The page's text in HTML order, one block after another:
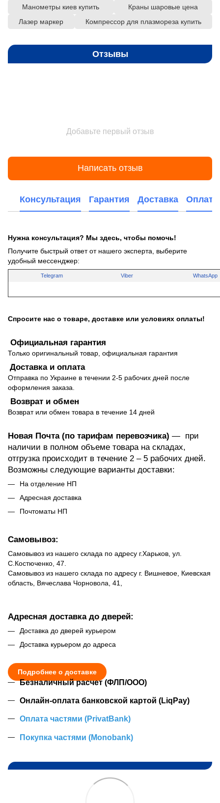
Манометры киев купить
Краны шаровые цена
Лазер маркер
Компрессор для плазмореза купить
Отзывы
Добавьте первый отзыв
Написать отзыв
Консультация Гарантия Доставка Оплата
Нужна консультация? Мы здесь, чтобы помочь!
Получите быстрый ответ от нашего эксперта, выберите
удобный мессенджер:
Telegram Viber WhatsApp
Спросите нас о товаре, доставке или условиях оплаты!
Официальная гарантия
Только оригинальный товар, официальная гарантия
Доставка и оплата
Отправка по Украине в течении 2-5 рабочих дней после
оформления заказа.
Возврат и обмен
Возврат или обмен товара в течение 14 дней
Новая Почта (по тарифам перевозчика) — при
наличии в полном объеме товара на складах,
отгрузка происходит в течение 2 – 5 рабочих дней.
Возможны следующие варианты доставки:
На отделение НП
Адресная доставка
Почтоматы НП
Самовывоз:
Самовывоз из нашего склада по адресу г.Харьков, ул.
С.Костюченко, 47.
Самовывоз из нашего склада по адресу г. Вишневое, Киевская
область, Вячеслава Чорновола, 41,
Адресная доставка до дверей:
Доставка до дверей курьером
Доставка курьером до адреса
Подробнее о доставке
Безналичный расчет (ФЛП/ООО)
Онлайн-оплата банковской картой (LiqPay)
Оплата частями (PrivatBank)
Покупка частями (Monobank)